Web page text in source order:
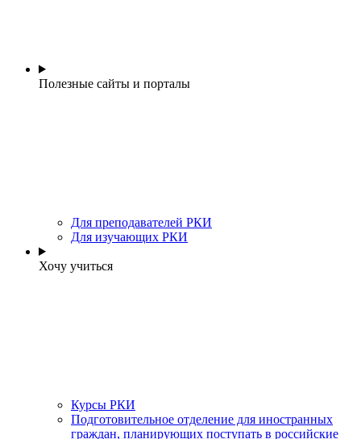
Полезные сайты и порталы
Для преподавателей РКИ
Для изучающих РКИ
Хочу учиться
Курсы РКИ
Подготовительное отделение для иностранных
граждан, планирующих поступать в российские